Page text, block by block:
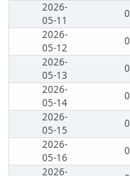
2026-
05-11
0
2026-
05-12
0
2026-
05-13
0
2026-
05-14
0
2026-
05-15
0
2026-
05-16
0
2026-